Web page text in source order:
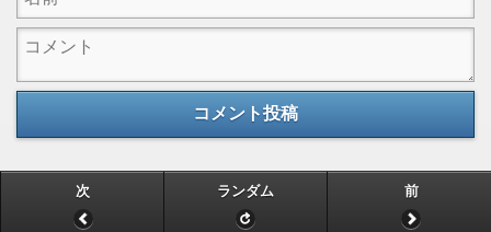
コメント投稿
次 ランダム 前